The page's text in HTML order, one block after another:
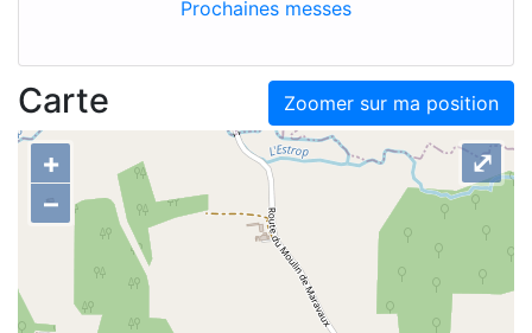
Prochaines messes
Zoomer sur ma position
Carte
+
–
⤢